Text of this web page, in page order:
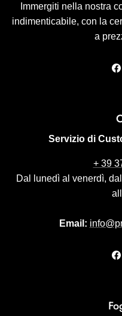
Immergiti nella nostra
indimenticabile, con la
a
Servizio di
+ 39
Dal lunedì al venerdì,
Email: